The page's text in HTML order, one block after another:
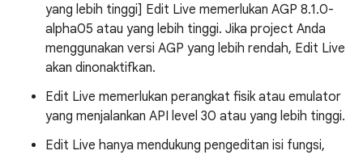
yang lebih tinggi] Edit Live memerlukan AGP 8.1.0-
alpha05 atau yang lebih tinggi. Jika project Anda
menggunakan versi AGP yang lebih rendah, Edit Live
akan dinonaktifkan.
Edit Live memerlukan perangkat fisik atau emulator
yang menjalankan API level 30 atau yang lebih tinggi.
Edit Live hanya mendukung pengeditan isi fungsi,